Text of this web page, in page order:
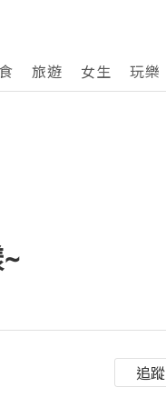
旅遊 女生 玩樂
追蹤